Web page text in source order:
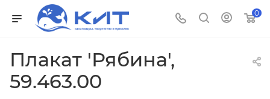
0
Плакат 'Рябина',
59.463.00